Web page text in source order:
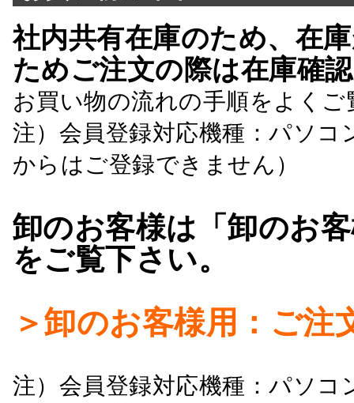
社内共有在庫のため、在
ためご注文の際は在庫確
お買い物の流れの手順をよくご
注）会員登録対応機種：パソ
からはご登録できません）
卸のお客様は「卸のお
をご覧下さい。
＞卸のお客様用：ご注
注）会員登録対応機種：パソ